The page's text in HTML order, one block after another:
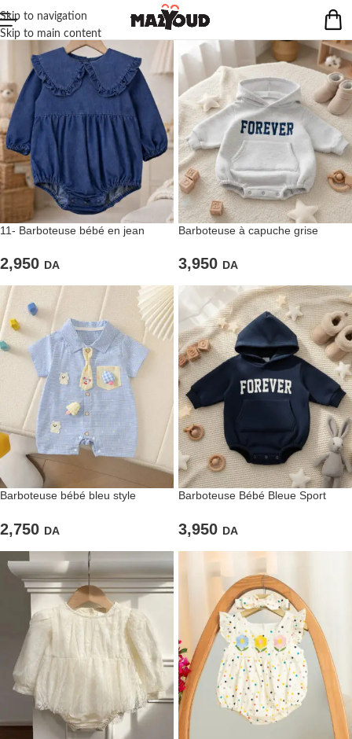
Skip to navigation
Skip to main content
11- Barboteuse bébé en jean
2,950 DA
Barboteuse à capuche grise
3,950 DA
Barboteuse bébé bleu style
2,750 DA
Barboteuse Bébé Bleue Sport
3,950 DA